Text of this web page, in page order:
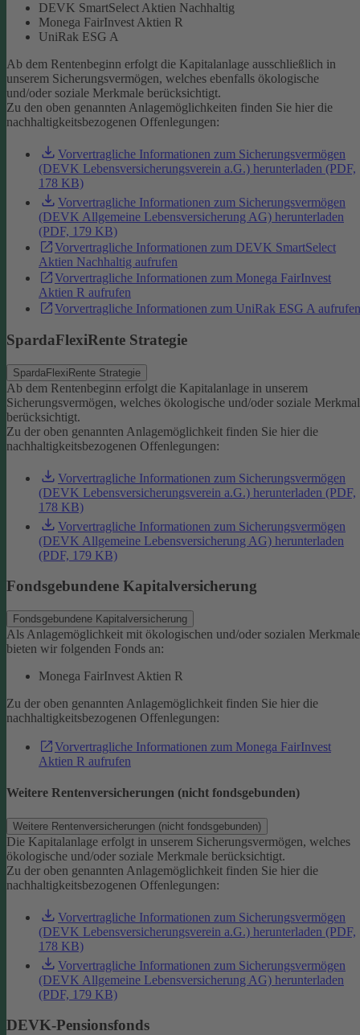
DEVK SmartSelect Aktien Nachhaltig
Monega FairInvest Aktien R
UniRak ESG A
Ab dem Rentenbeginn erfolgt die Kapitalanlage ausschließlich in
unserem Sicherungsvermögen, welches ebenfalls ökologische
und/oder soziale Merkmale berücksichtigt.
Zu den oben genannten Anlagemöglichkeiten finden Sie hier die
nachhaltigkeitsbezogenen Offenlegungen:
Vorvertragliche Informationen zum Sicherungsvermögen
(DEVK Lebensversicherungsverein a.G.) herunterladen (PDF,
178 KB)
Vorvertragliche Informationen zum Sicherungsvermögen
(DEVK Allgemeine Lebensversicherung AG) herunterladen
(PDF, 179 KB)
Vorvertragliche Informationen zum DEVK SmartSelect
Aktien Nachhaltig aufrufen
Vorvertragliche Informationen zum Monega FairInvest
Aktien R aufrufen
Vorvertragliche Informationen zum UniRak ESG A aufrufen
SpardaFlexiRente Strategie
SpardaFlexiRente Strategie
Ab dem Rentenbeginn erfolgt die Kapitalanlage in unserem
Sicherungsvermögen, welches ökologische und/oder soziale
berücksichtigt.
Zu der oben genannten Anlagemöglichkeit finden Sie hier die
nachhaltigkeitsbezogenen Offenlegungen:
Vorvertragliche Informationen zum Sicherungsvermögen
(DEVK Lebensversicherungsverein a.G.) herunterladen (PDF,
178 KB)
Vorvertragliche Informationen zum Sicherungsvermögen
(DEVK Allgemeine Lebensversicherung AG) herunterladen
(PDF, 179 KB)
Fondsgebundene Kapitalversicherung
Fondsgebundene Kapitalversicherung
Als Anlagemöglichkeit mit ökologischen und/oder sozialen
bieten wir folgenden Fonds an:
Monega FairInvest Aktien R
Zu der oben genannten Anlagemöglichkeit finden Sie hier die
nachhaltigkeitsbezogenen Offenlegungen:
Vorvertragliche Informationen zum Monega FairInvest
Aktien R aufrufen
Weitere Rentenversicherungen (nicht fondsgebunden)
Weitere Rentenversicherungen (nicht fondsgebunden)
Die Kapitalanlage erfolgt in unserem Sicherungsvermögen, welches
ökologische und/oder soziale Merkmale berücksichtigt.
Zu der oben genannten Anlagemöglichkeit finden Sie hier die
nachhaltigkeitsbezogenen Offenlegungen:
Vorvertragliche Informationen zum Sicherungsvermögen
(DEVK Lebensversicherungsverein a.G.) herunterladen (PDF,
178 KB)
Vorvertragliche Informationen zum Sicherungsvermögen
(DEVK Allgemeine Lebensversicherung AG) herunterladen
(PDF, 179 KB)
DEVK-Pensionsfonds